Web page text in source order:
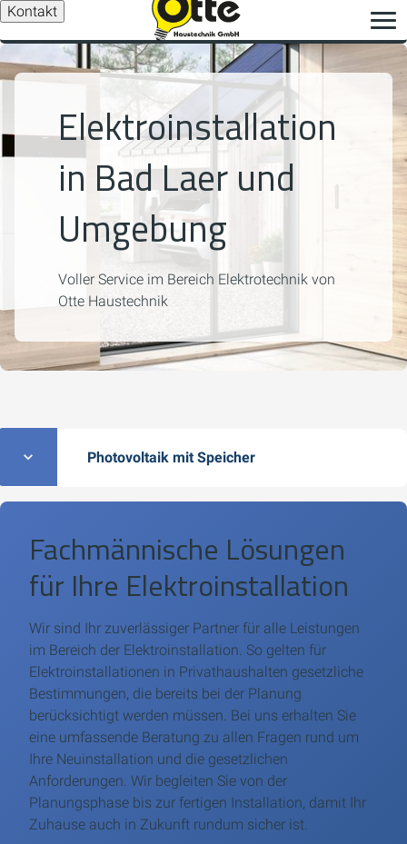
Kontakt
Elektroinstallation
in Bad Laer und
Umgebung
Voller Service im Bereich Elektrotechnik von
Otte Haustechnik
Photovoltaik mit Speicher
Fachmännische Lösungen
für Ihre Elektroinstallation
Wir sind Ihr zuverlässiger Partner für alle Leistungen
im Bereich der Elektroinstallation. So gelten für
Elektroinstallationen in Privathaushalten gesetzliche
Bestimmungen, die bereits bei der Planung
berücksichtigt werden müssen. Bei uns erhalten Sie
eine umfassende Beratung zu allen Fragen rund um
Ihre Neuinstallation und die gesetzlichen
Anforderungen. Wir begleiten Sie von der
Planungsphase bis zur fertigen Installation, damit Ihr
Zuhause auch in Zukunft rundum sicher ist.